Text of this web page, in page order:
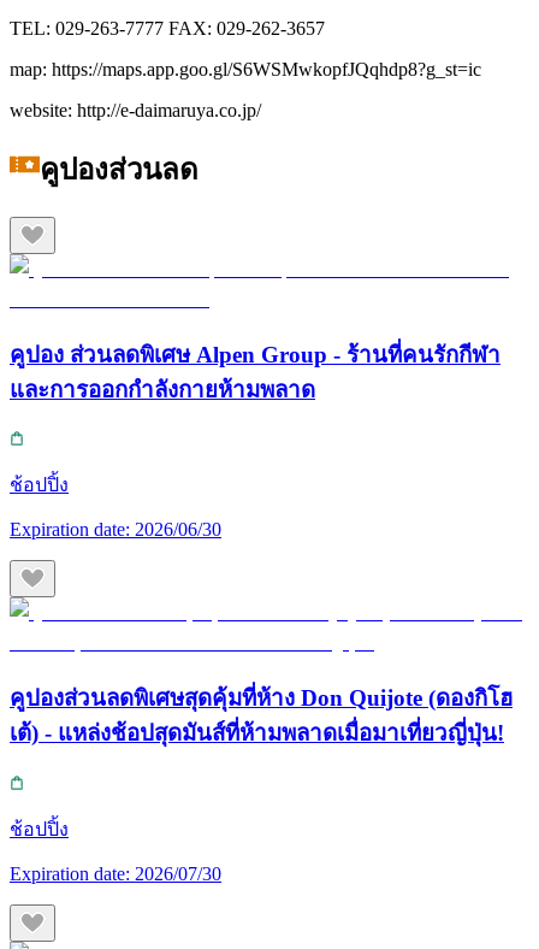
TEL: 029-263-7777 FAX: 029-262-3657
map: https://maps.app.goo.gl/S6WSMwkopfJQqhdp8?g_st=ic
website: http://e-daimaruya.co.jp/
คูปองส่วนลด
คูปอง ส่วนลดพิเศษ Alpen Group - ร้านที่คนรักกีฬา
และการออกกำลังกายห้ามพลาด
ช้อปปิ้ง
Expiration date: 2026/06/30
คูปองส่วนลดพิเศษสุดคุ้มที่ห้าง Don Quijote (ดองกิโฮ
เต้) - แหล่งช้อปสุดมันส์ที่ห้ามพลาดเมื่อมาเที่ยวญี่ปุ่น!
ช้อปปิ้ง
Expiration date: 2026/07/30